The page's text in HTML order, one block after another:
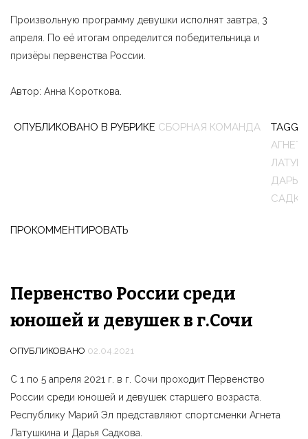
Произвольную программу девушки исполнят завтра, 3
апреля. По её итогам определится победительница и
призёры первенства России.
Автор: Анна Короткова.
ОПУБЛИКОВАНО В РУБРИКЕ СБОРНАЯ КОМАНДА
АГНЕТА
ДАРЬЯ
ПРОКОММЕНТИРОВАТЬ
Первенство России среди
юношей и девушек в г.Сочи
ОПУБЛИКОВАНО 02.04.2021
С 1 по 5 апреля 2021 г. в г. Сочи проходит Первенство
России среди юношей и девушек старшего возраста.
Республику Марий Эл представляют спортсменки Агнета
Латушкина и Дарья Садкова.